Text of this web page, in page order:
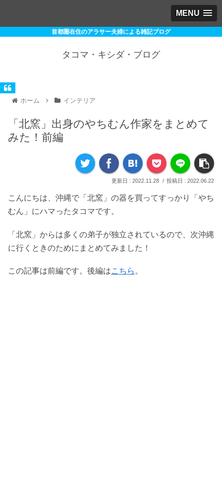
MENU
首都圏在住のアラサー夫婦による雑記ブログ
タコマ・キシダ・ブログ
ホーム インテリア
「北窯」出身のやちむん作家をまとめて
みた！前編
2022.11.28 2022.06.22
こんにちは、沖縄で「北窯」の器を買ってすっかり「やち
むん」にハマったタコマです。
「北窯」からは多くの弟子が独立されているので、次沖縄
に行くときのためにまとめてみました！
この記事は前編です。後編はこちら 。